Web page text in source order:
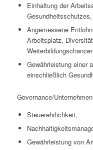
Einhaltung der
Gesundheitsschutzes,
Angemessene
Arbeitsplatz,
Gewährleistung einer
einschließlich
Governance/
Steuerehrlichkeit,
Gewährleistung von